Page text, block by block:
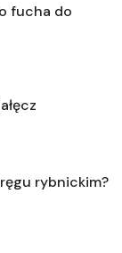
fucha do
rybnickim?